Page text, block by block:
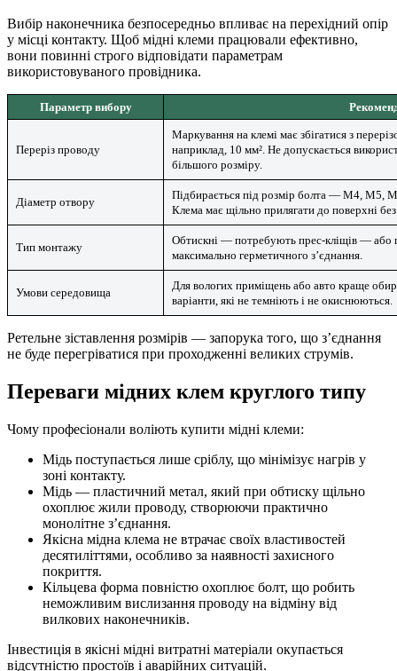
Вибір наконечника безпосередньо впливає на перехідний опір
у місці контакту. Щоб мідні клеми працювали ефективно,
вони повинні строго відповідати параметрам
використовуваного провідника.
Параметр вибору
Переріз проводу
Маркування на клемі має збігатися з
наприклад, 10 мм². Не допускається
більшого розміру.
Діаметр отвору
Підбирається під розмір болта — М4, М5,
Клема має щільно прилягати до поверхні
Тип монтажу
Обтискні — потребують прес-кліщів — або
максимально герметичного з’єднання.
Умови середовища
Для вологих приміщень або авто краще
варіанти, які не темніють і не окиснюються.
Ретельне зіставлення розмірів — запорука того, що з’єднання
не буде перегріватися при проходженні великих струмів.
Переваги мідних клем круглого типу
Чому професіонали воліють купити мідні клеми:
Мідь поступається лише сріблу, що мінімізує нагрів у
зоні контакту.
Мідь — пластичний метал, який при обтиску щільно
охоплює жили проводу, створюючи практично
монолітне з’єднання.
Якісна мідна клема не втрачає своїх властивостей
десятиліттями, особливо за наявності захисного
покриття.
Кільцева форма повністю охоплює болт, що робить
неможливим вислизання проводу на відміну від
вилкових наконечників.
Інвестиція в якісні мідні витратні матеріали окупається
відсутністю простоїв і аварійних ситуацій.